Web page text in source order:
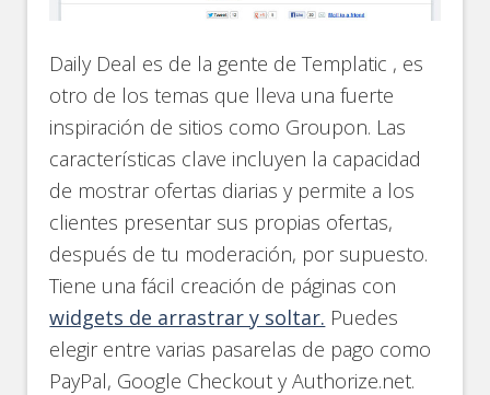
Daily Deal es de la gente de Templatic , es
otro de los temas que lleva una fuerte
inspiración de sitios como Groupon. Las
características clave incluyen la capacidad
de mostrar ofertas diarias y permite a los
clientes presentar sus propias ofertas,
después de tu moderación, por supuesto.
Tiene una fácil creación de páginas con
widgets de arrastrar y soltar. Puedes
elegir entre varias pasarelas de pago como
PayPal, Google Checkout y Authorize.net.